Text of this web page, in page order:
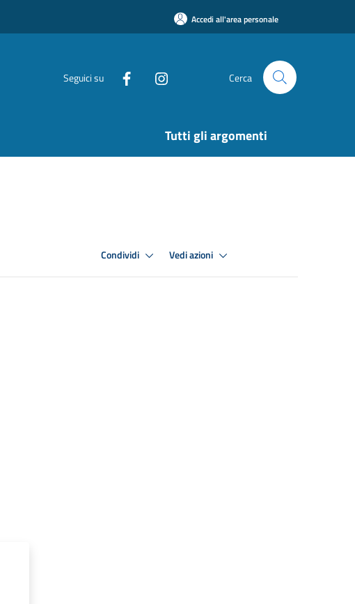
Accedi all'area personale
Seguici su Cerca
Tutti gli argomenti
Condividi Vedi azioni